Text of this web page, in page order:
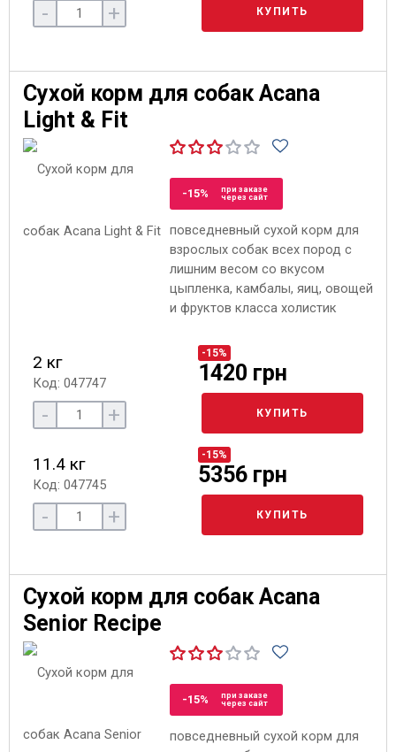
- + КУПИТЬ
Сухой корм для собак Acana
Light & Fit
-15%
при заказе
через сайт
повседневный сухой корм для
взрослых собак всех пород с
лишним весом со вкусом
цыпленка, камбалы, яиц, овощей
и фруктов класса холистик
2 кг
Код: 047747
-15%
1420 грн
- + КУПИТЬ
11.4 кг
Код: 047745
-15%
5356 грн
- + КУПИТЬ
Сухой корм для собак Acana
Senior Recipe
-15%
при заказе
через сайт
повседневный сухой корм для